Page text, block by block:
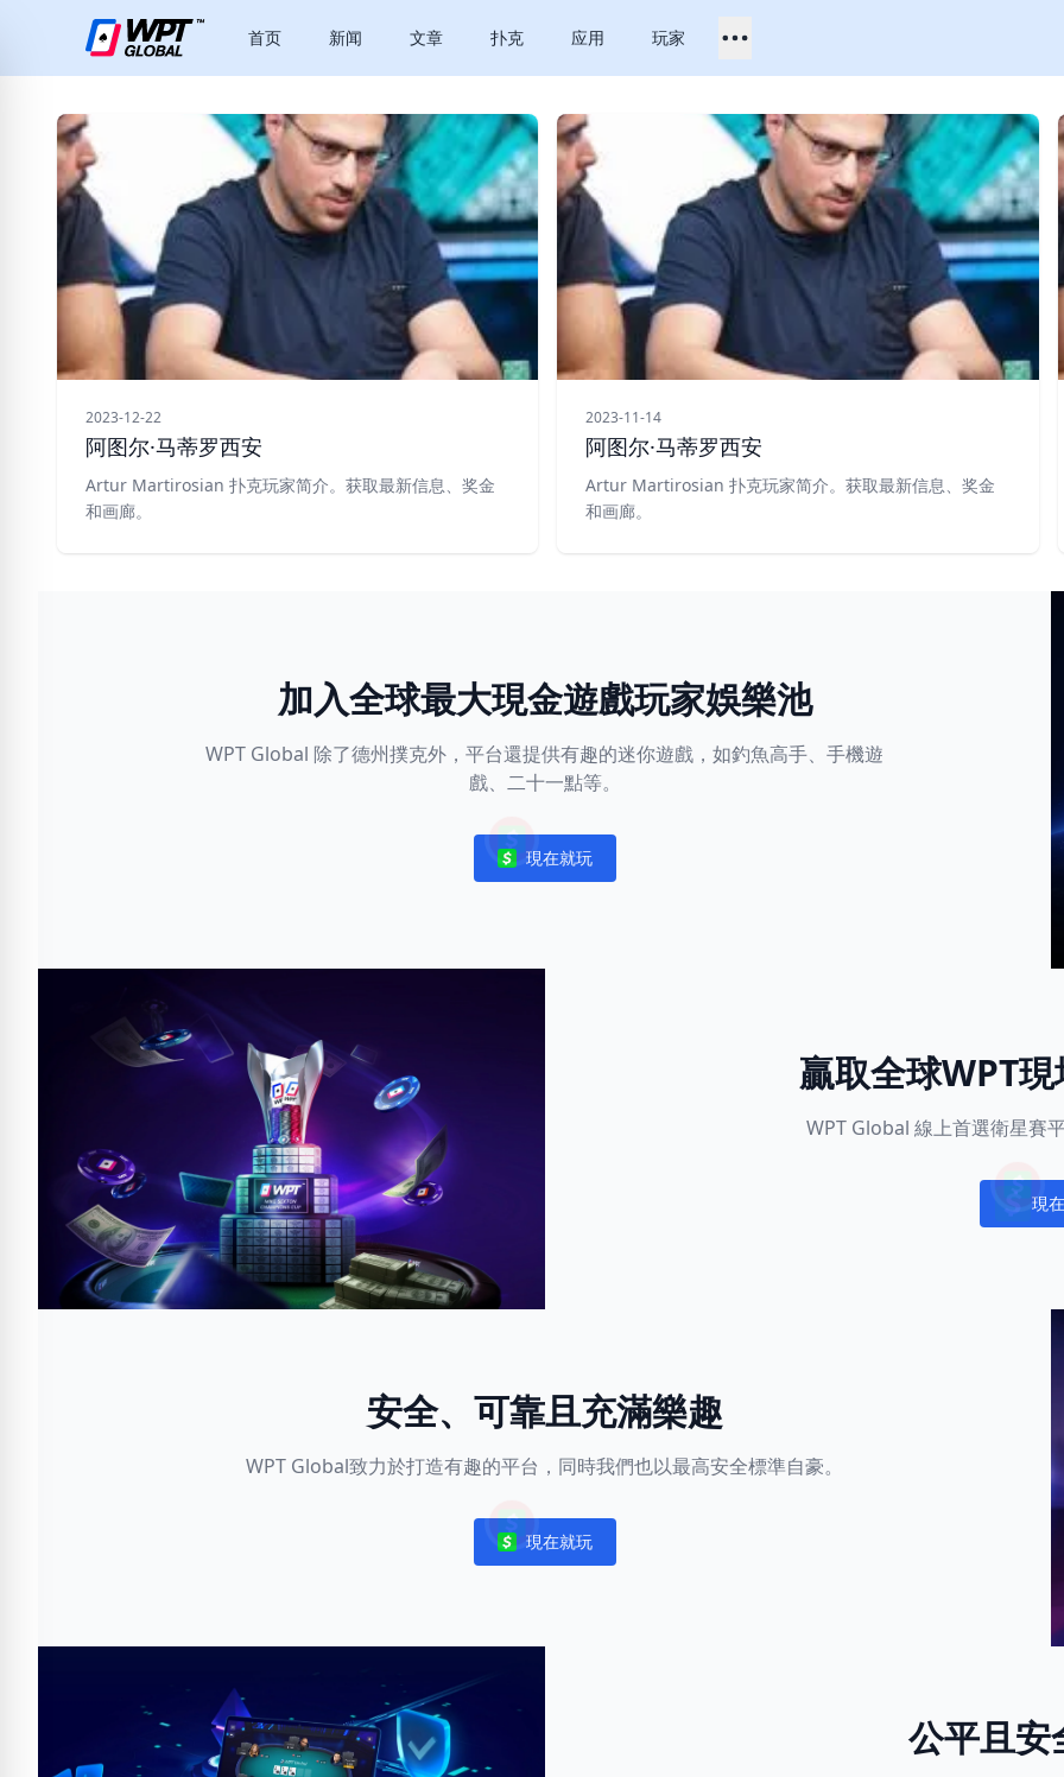
首页 新闻 文章 扑克 应用 玩家
2023-12-22
阿图尔·马蒂罗西安
Artur Martirosian 扑克玩家简介。获取最新信息、奖金
和画廊。
2023-11-14
阿图尔·马蒂罗西安
Artur Martirosian 扑克玩家简介。获取最新信息、奖金
和画廊。
加入全球最大現金遊戲玩家娛樂池
WPT Global 除了德州撲克外，平台還提供有趣的迷你遊戲，如釣魚高手、手機遊
戲、二十一點等。
Notifications
現在就玩
贏取全球WPT
WPT Global 線上首選衛星賽
現
安全、可靠且充滿樂趣
WPT Global致力於打造有趣的平台，同時我們也以最高安全標準自豪。
Notifications
現在就玩
公平且安